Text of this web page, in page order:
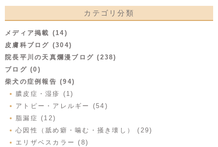
カテゴリ分類
メディア掲載 (14)
皮膚科ブログ (304)
院長平川の天真爛漫ブログ (238)
ブログ (0)
柴犬の症例報告 (94)
膿皮症・湿疹 (1)
アトピー・アレルギー (54)
脂漏症 (12)
心因性（舐め癖・噛む・掻き壊し） (29)
エリザベスカラー (8)